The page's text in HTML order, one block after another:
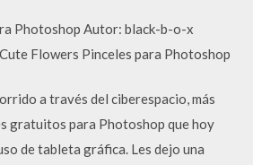
Photoshop Autor: black-b-o-x
Flowers Pinceles para Photoshop
a través del ciberespacio, más
gratuitos para Photoshop que hoy
de tableta gráfica. Les dejo una